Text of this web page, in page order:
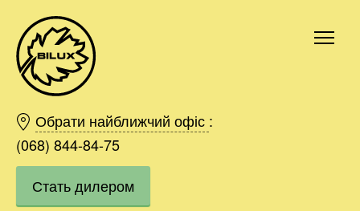
Обрати найближчий офіс :
(068) 844-84-75
Стать дилером
Киев
Харьков
Одесса
Днепр
Ивано-Франковск